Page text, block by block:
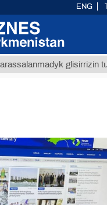
glisirrizin turşusy (t.)
ENG